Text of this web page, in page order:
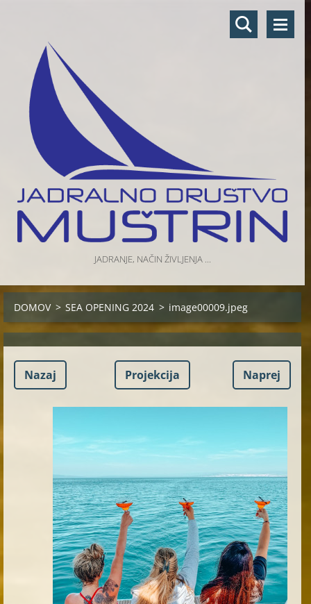
JADRANJE, NAČIN ŽIVLJENJA ...
DOMOV > SEA OPENING 2024 > image00009.jpeg
Nazaj Projekcija Naprej